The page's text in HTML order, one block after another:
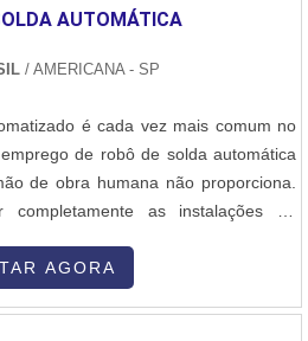
AUTOMÁTICA
/ AMERICANA - SP
é cada vez mais comum no
de robô de solda automática
de obra humana não proporciona.
completamente as instalações de
e impecável. Custo-benefício
AGORA